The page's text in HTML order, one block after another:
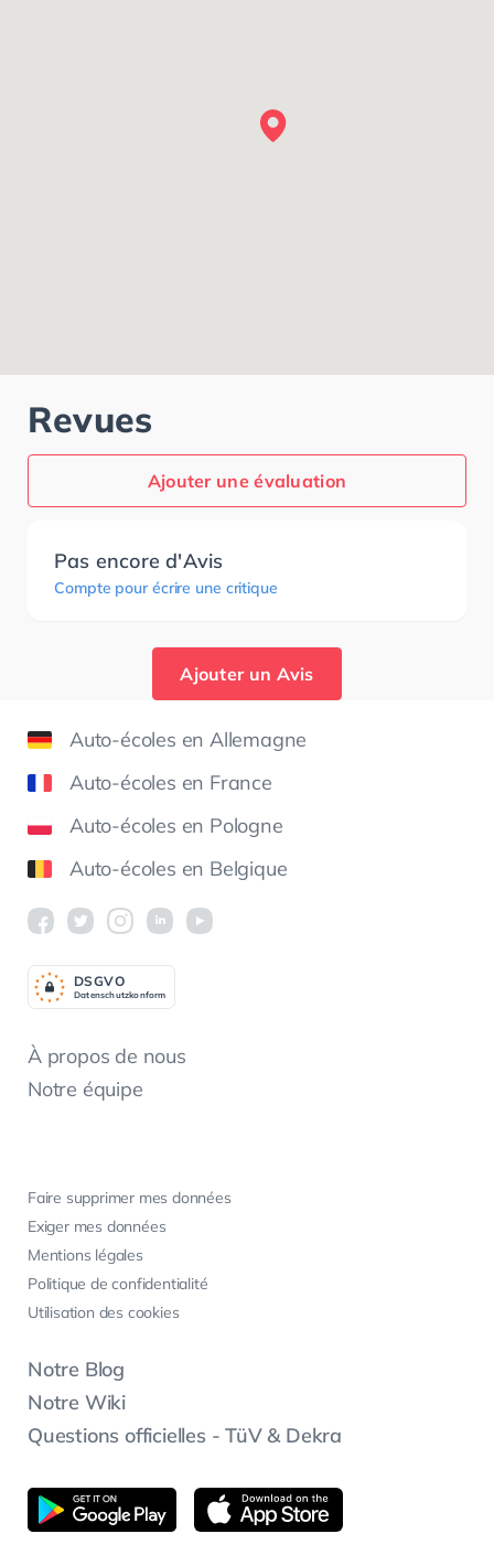
Revues
Ajouter une évaluation
Pas encore d'Avis
Compte pour écrire une critique
Ajouter un Avis
Auto-écoles en Allemagne
Auto-écoles en France
Auto-écoles en Pologne
Auto-écoles en Belgique
À propos de nous
Notre équipe
Faire supprimer mes données
Exiger mes données
Mentions légales
Politique de confidentialité
Utilisation des cookies
Notre Blog
Notre Wiki
Questions officielles - TüV & Dekra
Datenschutzkonform
DSGVO